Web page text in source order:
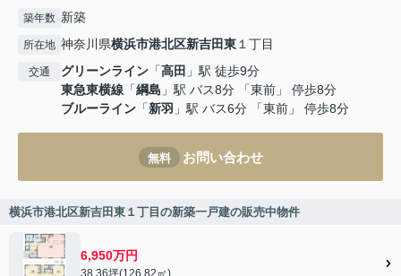
築年数 新築
所在地 神奈川県横浜市港北区新吉田東１丁目
交通 グリーンライン 「高田 」駅 徒歩9分
東急東横線 「綱島 」駅 バス8分 「東前」 停歩8分
ブルーライン 「新羽 」駅 バス6分 「東前」 停歩8分
無料 お問い合わせ
横浜市港北区新吉田東１丁目の新築一戸建の販売中物件
6,950万円
38.36坪(126.82㎡)